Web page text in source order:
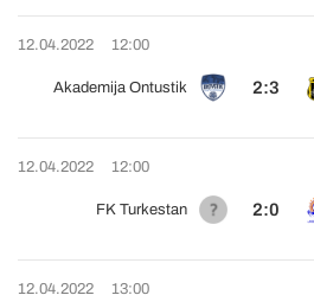
12.04.2022 12:00
Akademija Ontustik 2:3
12.04.2022 12:00
FK Turkestan 2:0
12.04.2022 13:00